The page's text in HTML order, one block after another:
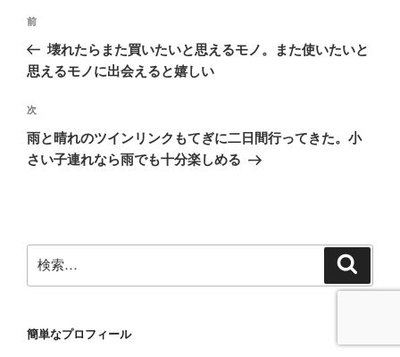
投
ナ
ゲ
ー
シ
前
の
投
前
壊れたらまた買いたいと思えるモノ。また使いたいと
思えるモノに出会えると嬉しい
次
の
投
次
雨と晴れのツインリンクもてぎに二日間行ってきた。小
さい子連れなら雨でも十分楽しめる
索:
簡単なプロフィール